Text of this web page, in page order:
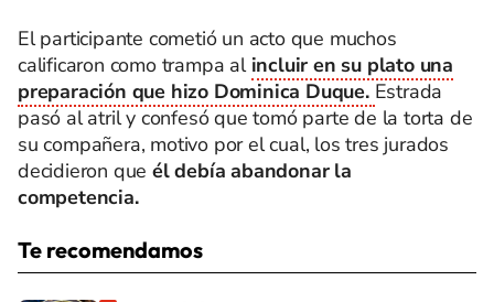
El participante cometió un acto que muchos
calificaron como trampa al incluir en su plato una
preparación que hizo Dominica Duque. Estrada
pasó al atril y confesó que tomó parte de la torta de
su compañera, motivo por el cual, los tres jurados
decidieron queél debía abandonar la
competencia.
Te recomendamos